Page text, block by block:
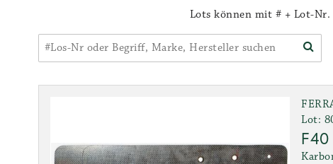
Lots können mit # + Lot-
Lot: